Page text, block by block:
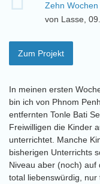
Zehn
von Lasse,
Zum Projekt
In meinen ersten
bin ich von Phnom
entfernten Tonle Bati
Freiwilligen die Kinder
unterrichtet. Manche
bisherigen Unterrichts
Niveau aber (noch) auf
total liebenswürdig,